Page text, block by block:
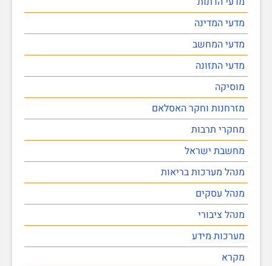
מדעי המדינה
מדעי המחשב
מדעי התזונה
מוסיקה
מזרחנות וחקר האסלאם
מחקרי תרבות
מחשבת ישראל
מנהל מערכות בריאות
מנהל עסקים
מנהל ציבורי
מערכות מידע
מקרא